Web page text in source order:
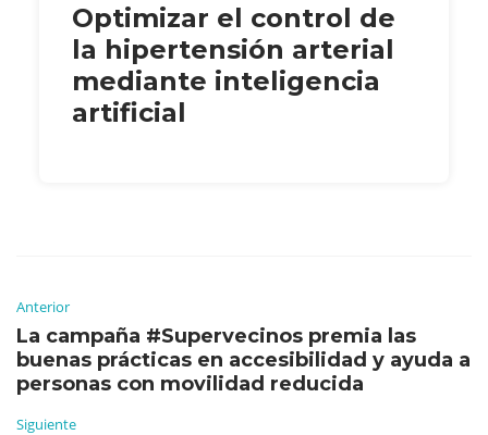
Optimizar el control de
la hipertensión arterial
mediante inteligencia
artificial
Anterior
La campaña #Supervecinos premia las
buenas prácticas en accesibilidad y ayuda a
personas con movilidad reducida
Siguiente